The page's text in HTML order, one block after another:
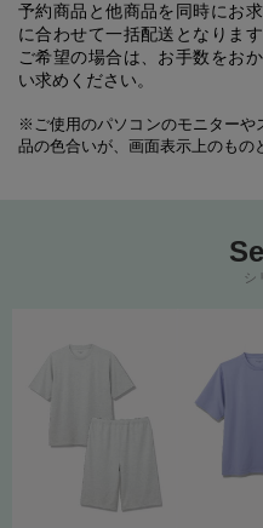
予約商品と他商品を同時にお
に合わせて一括配送となりま
ご希望の場合は、お手数をお
い求めください。
※ご使用のパソコンのモニターや
品の色合いが、画面表示上のもの
シ